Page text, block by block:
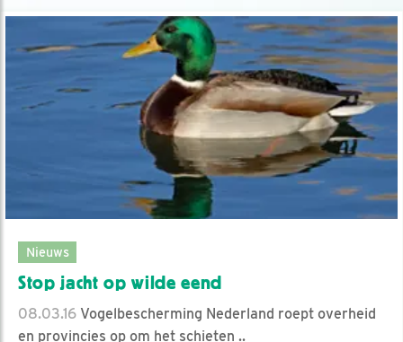
Nieuws
Stop jacht op wilde eend
08.03.16 Vogelbescherming Nederland roept overheid
en provincies op om het schieten ..